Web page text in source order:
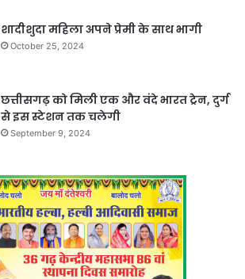
शादीशुदा महिला अपने प्रेमी के साथ भागी
October 25, 2024
छत्तीसगढ़ को मिली एक और वंदे भारत ट्रेन, दुर्ग
से इस स्टेशन तक चलेगी
September 9, 2024